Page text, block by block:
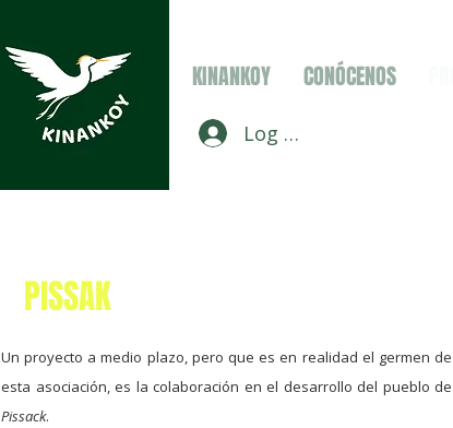
KINANKOY CONÓCENOS
Log In
PISSAK
Un proyecto a medio plazo, pero que es en realidad el germen de
esta asociación, es la colaboración en el desarrollo del pueblo de
Pissack.